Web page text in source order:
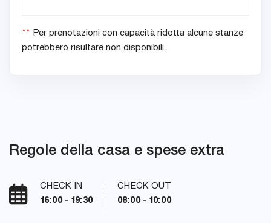
** Per prenotazioni con capacità ridotta alcune stanze
potrebbero risultare non disponibili.
Regole della casa e spese extra
CHECK IN
16:00 - 19:30
CHECK OUT
08:00 - 10:00